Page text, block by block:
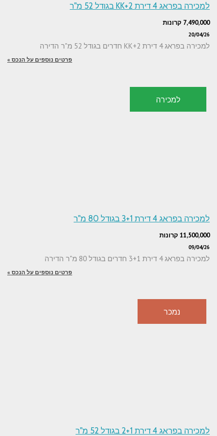
למכירה בפראג 4 דירת 2+KK בגודל 52 מ"ר
7,490,000 קרונות
20/04/26
למכירה בפראג 4 דירת 2+KK חדרים בגודל 52 מ"ר הדירה
פרטים נוספים על הנכס »
למכירה
למכירה בפראג 4 דירת 3+1 בגודל 80 מ"ר
11,500,000 קרונות
09/04/26
למכירה בפראג 4 דירת 3+1 חדרים בגודל 80 מ"ר הדירה
פרטים נוספים על הנכס »
נמכר
למכירה בפראג 4 דירת 2+1 בגודל 52 מ"ר